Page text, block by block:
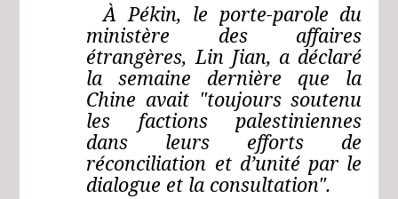
À Pékin, le porte-parole du
ministère des affaires
étrangères, Lin Jian, a déclaré
la semaine dernière que la
Chine avait "toujours soutenu
les factions palestiniennes
dans leurs efforts de
réconciliation et d’unité par le
dialogue et la consultation".